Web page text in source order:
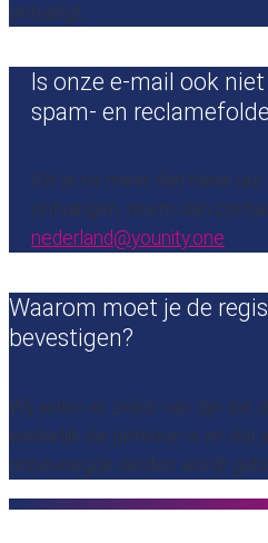
ontvangt.
Is onze e-mail ook
spam- en
Als je na meer dan twee
ontvangen, neem dan
nederland@younity.one
Waarom moet je de
bevestigen?
Wij willen er zeker van zijn dat
werkelijk die persoon is en dat
onbevoegde derden wordt